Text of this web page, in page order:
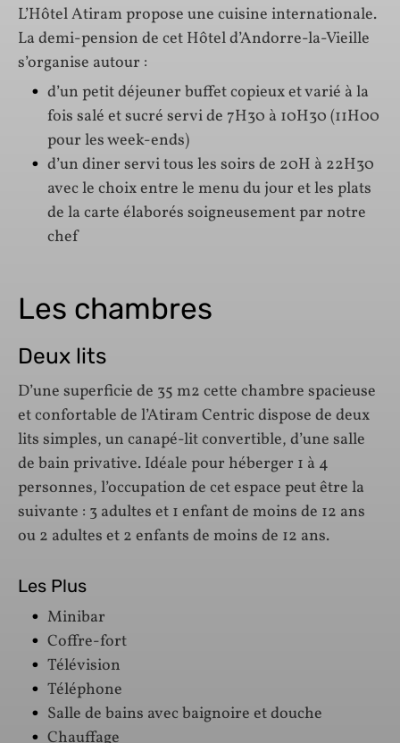
L’Hôtel Atiram propose une cuisine internationale.
La demi-pension de cet Hôtel d’Andorre-la-Vieille
s’organise autour :
d’un petit déjeuner buffet copieux et varié à la
fois salé et sucré servi de 7H30 à 10H30 (11H00
pour les week-ends)
d’un diner servi tous les soirs de 20H à 22H30
avec le choix entre le menu du jour et les plats
de la carte élaborés soigneusement par notre
chef
Les chambres
Deux lits
D’une superficie de 35 m2 cette chambre spacieuse
et confortable de l’Atiram Centric dispose de deux
lits simples, un canapé-lit convertible, d’une salle
de bain privative. Idéale pour héberger 1 à 4
personnes, l’occupation de cet espace peut être la
suivante : 3 adultes et 1 enfant de moins de 12 ans
ou 2 adultes et 2 enfants de moins de 12 ans.
Les Plus
Minibar
Coffre-fort
Télévision
Téléphone
Salle de bains avec baignoire et douche
Chauffage